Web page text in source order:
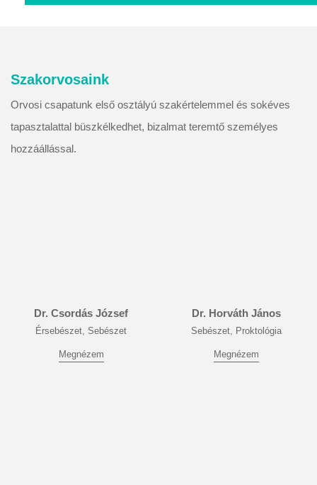
Szakorvosaink
Orvosi csapatunk első osztályú szakértelemmel és sokéves
tapasztalattal büszkélkedhet, bizalmat teremtő személyes
hozzáállással.
Dr. Csordás József
Érsebészet, Sebészet
Megnézem
Dr. Horváth János
Sebészet, Proktológia
Megnézem